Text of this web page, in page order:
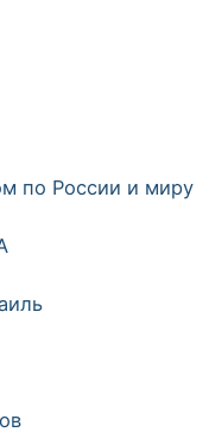
по России и миру